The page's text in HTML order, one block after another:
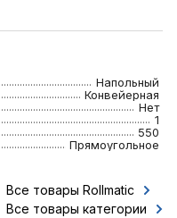
Напольный
Конвейерная
Нет
1
550
Прямоугольное
Все товары Rollmatic
Все товары категории